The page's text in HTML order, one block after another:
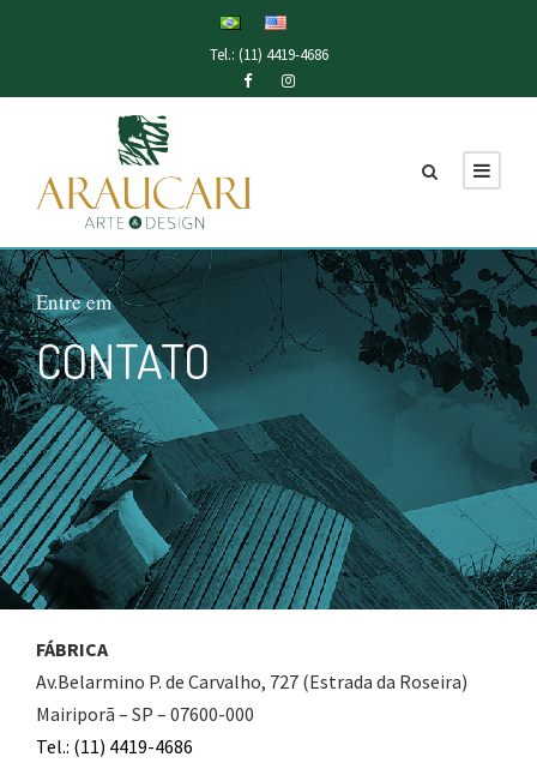
Tel.: (11) 4419-4686
Entre em
CONTATO
FÁBRICA
Av.Belarmino P. de Carvalho, 727 (Estrada da Roseira)
Mairiporã – SP – 07600-000
Tel.: (11) 4419-4686